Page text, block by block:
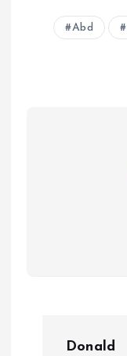
Abd
Donald